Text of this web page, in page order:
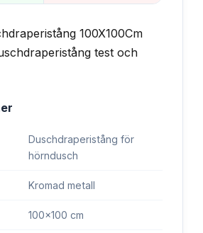
Duschdraperistång för
hörndusch
Kromad metall
100x100 cm